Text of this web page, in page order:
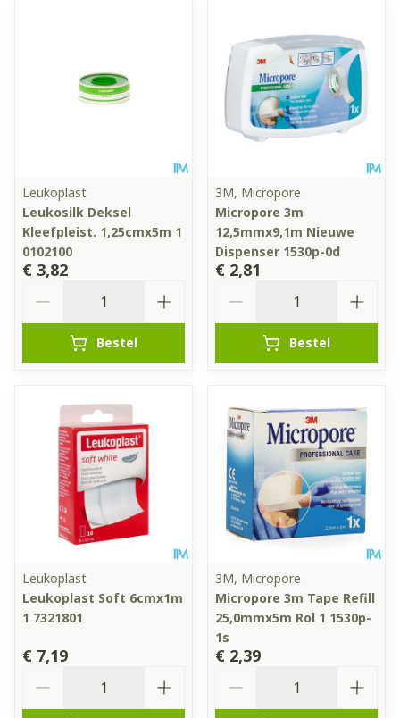
Leukoplast
Leukosilk Deksel
Kleefpleist. 1,25cmx5m 1
0102100
€ 3,82
Bestel
3M, Micropore
Micropore 3m
12,5mmx9,1m Nieuwe
Dispenser 1530p-0d
€ 2,81
Bestel
Leukoplast
Leukoplast Soft 6cmx1m
1 7321801
€ 7,19
3M, Micropore
Micropore 3m Tape Refill
25,0mmx5m Rol 1 1530p-
1s
€ 2,39